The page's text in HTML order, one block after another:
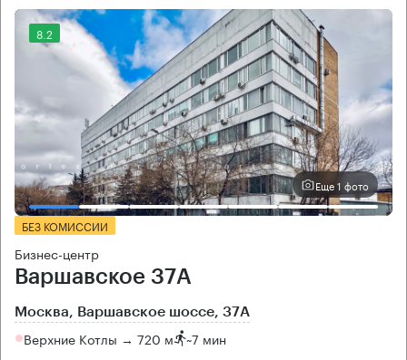
8.2
Еще 1 фото
БЕЗ КОМИССИИ
Бизнес-центр
Варшавское 37А
Москва, Варшавское шоссе, 37А
Верхние Котлы → 720 м ~7 мин